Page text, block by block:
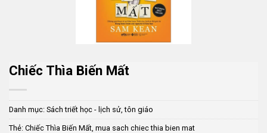
Chiếc Thìa Biến Mất
Danh mục: Sách triết học - lịch sử, tôn giáo
Thẻ: Chiếc Thìa Biến Mất, mua sach chiec thia bien mat